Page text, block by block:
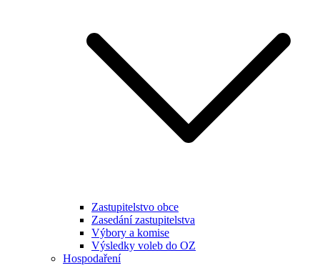
Zastupitelstvo obce
Zasedání zastupitelstva
Výbory a komise
Výsledky voleb do OZ
Hospodaření